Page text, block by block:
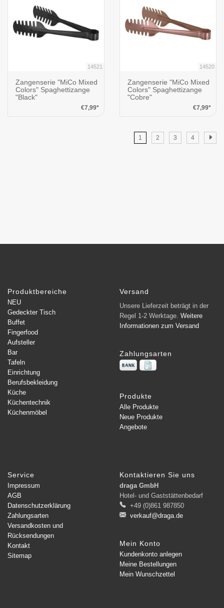
14521
Zangenserie "MiCo Mixed
Colors" Spaghettizange
"Black"
€7,99*
14520
Zangenserie "MiCo Mixed
Colors" Spaghettizange
"Cobre"
€7,99*
1 2 3 4
Produktbereiche
NEU
Gedeckter Tisch
Buffet
Fingerfood
Aufsteller
Bar
Tafeln
Einrichtung
Berufsbekleidung
Küche
Küchentechnik
Küchenmöbel
Versand
Unsere Lieferzeit beträgt in der
Regel 1-2 Werktage. Weitere
Informationen zum Versand
Zahlungsarten
Produkte
Alle Produkte
Neue Produkte
Angebote
Service
Impressum
AGB
Datenschutzerklärung
Zahlungsarten
Versandkosten und
Rücksendungen
Kontakt
Sitemap
Kontaktieren Sie uns
draga GmbH
Hotel- und Gaststättenbedarf
+49 (0)861 987850
verkauf@draga.de
Mein Konto
Kundenkonto anlegen
Meine Bestellungen
Mein Wunschzettel